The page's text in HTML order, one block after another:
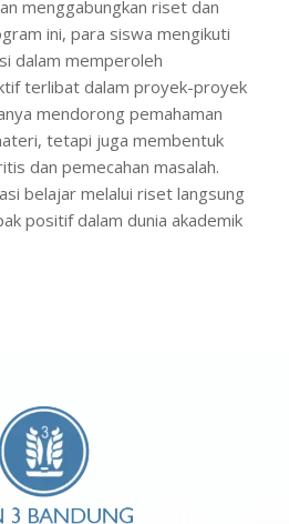
menggabungkan riset dan
ini, para siswa mengikuti
dalam memperoleh
terlibat dalam proyek-proyek
mendorong pemahaman
tetapi juga membentuk
dan pemecahan masalah.
belajar melalui riset langsung
positif dalam dunia akademik